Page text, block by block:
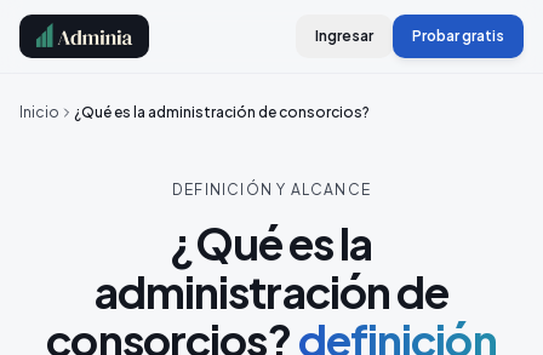
Ingresar Probar gratis
Inicio ¿Qué es la administración de consorcios?
DEFINICIÓN Y ALCANCE
¿Qué es la
administración de
consorcios?definición